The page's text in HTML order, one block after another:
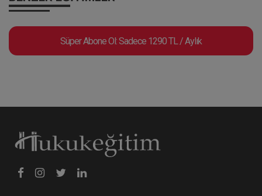
HMGS Rehberi 2025 | 1. Bölüm - Prof.
Dr. Şebnem AKİPEK ÖCAL
Eğitim Yapıldı Tekrar Talep Et
Süper Abone Ol: Sadece 1290 TL / Aylık